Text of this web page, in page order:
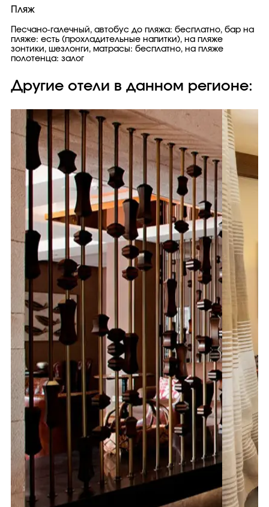
Пляж
Песчано-галечный, автобус до пляжа: бесплатно, бар на
пляже: есть (прохладительные напитки), на пляже
зонтики, шезлонги, матрасы: бесплатно, на пляже
полотенца: залог
Другие отели в данном регионе: